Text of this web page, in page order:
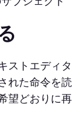
ストエディタ
れた命令を読
望どおりに再